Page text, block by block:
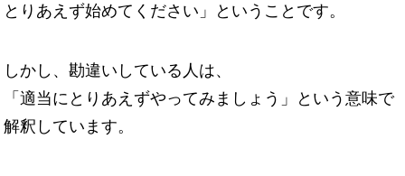
とりあえず始めてください」ということです。
しかし、勘違いしている人は、
「適当にとりあえずやってみましょう」という意味で
解釈しています。